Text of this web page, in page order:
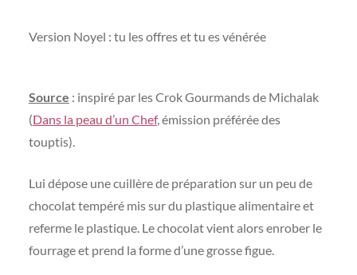
Version Noyel : tu les offres et tu es vénérée
Source : inspiré par les Crok Gourmands de Michalak
(Dans la peau d’un Chef, émission préférée des
touptis).
Lui dépose une cuillère de préparation sur un peu de
chocolat tempéré mis sur du plastique alimentaire et
referme le plastique. Le chocolat vient alors enrober le
fourrage et prend la forme d’une grosse figue.